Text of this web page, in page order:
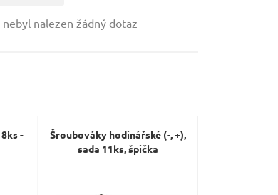
nalezen žádný dotaz
-
Šroubováky hodinářské (-, +),
sada 11ks, špička